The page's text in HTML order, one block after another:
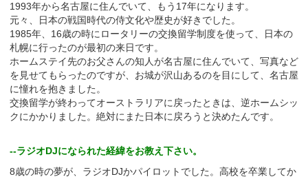
1993年から名古屋に住んでいて、もう17年になります。
元々、日本の戦国時代の侍文化や歴史が好きでした。
1985年、16歳の時にロータリーの交換留学制度を使って、日本の
札幌に行ったのが最初の来日です。
ホームステイ先のお父さんの知人が名古屋に住んでいて、写真など
を見せてもらったのですが、お城が沢山あるのを目にして、名古屋
に憧れを抱きました。
交換留学が終わってオーストラリアに戻ったときは、逆ホームシッ
クにかかりました。絶対にまた日本に戻ろうと決めたんです。
--ラジオDJになられた経緯をお教え下さい。
8歳の時の夢が、ラジオDJかパイロットでした。高校を卒業してか